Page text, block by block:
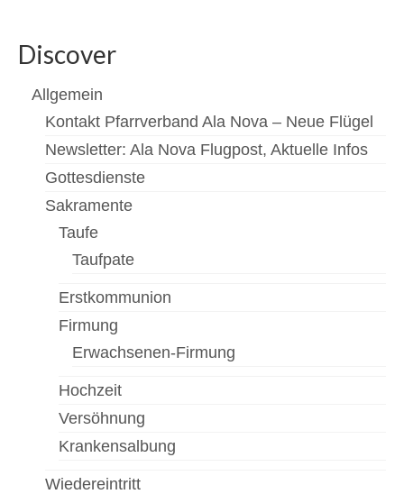
Kontakt
Gottesdienste
Unsere Angebote
Kinderkirche
Jungschar
MinistrantInnen
Familienmesse
Menschen
Mannswörth Pfarrgemeinderat
Pfarre Rannersdorf-Kledering
Newsfeed
Discover
Allgemein
Kontakt Pfarrverband Ala Nova – Neue Flügel
Newsletter: Ala Nova Flugpost, Aktuelle Infos
Gottesdienste
Sakramente
Taufe
Taufpate
Erstkommunion
Firmung
Erwachsenen-Firmung
Hochzeit
Versöhnung
Krankensalbung
Wiedereintritt